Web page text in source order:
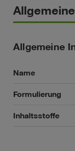
Allgemeine
Name
Formulierung
Inhaltsstoffe